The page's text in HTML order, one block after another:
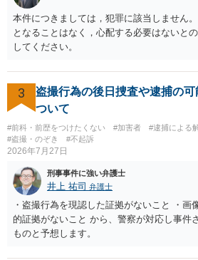
本件につきましては，犯罪に該当しません
となることはなく，心配する必要はないと
してください。
3
盗撮行為の後日捜査や逮捕の
ついて
#前科・前歴をつけたくない #加害者
#逮捕による
#盗撮・のぞき
#不起訴
2026年7月27日
刑事事件に強い弁護士
井上 祐司 弁護士
・盗撮行為を現認した証拠がないこと ・画
的証拠がないこと から、警察が対応し事件
ものと予想します。